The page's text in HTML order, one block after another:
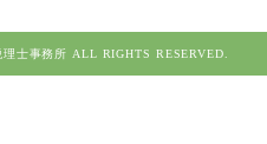
士事務所 ALL RIGHTS RESERVED.